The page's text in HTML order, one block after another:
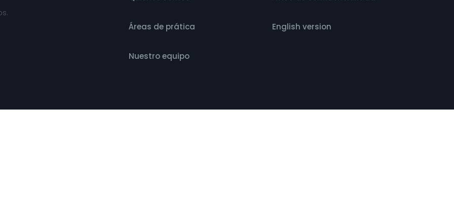
Áreas de prática
Nuestro equipo
English version